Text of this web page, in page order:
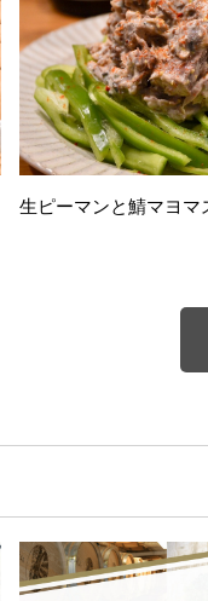
生ピーマンと鯖マヨマ